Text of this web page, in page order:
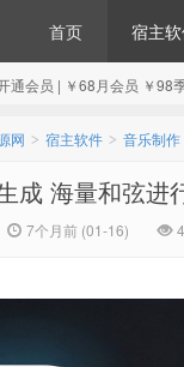
首页 宿主
通会员 | ￥68月会员 ￥98
网 > 宿主软件 > 音乐制作
成 海量和弦
7个月前 (01-16)